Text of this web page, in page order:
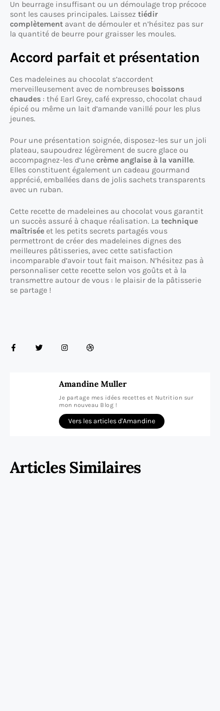
Un beurrage insuffisant ou un démoulage trop précoce
sont les causes principales. Laissez tiédir
complètement avant de démouler et n’hésitez pas sur
la quantité de beurre pour graisser les moules.
Accord parfait et présentation
Ces madeleines au chocolat s’accordent
merveilleusement avec de nombreuses boissons
chaudes : thé Earl Grey, café expresso, chocolat chaud
épicé ou même un lait d’amande vanillé pour les plus
jeunes.
Pour une présentation soignée, disposez-les sur un joli
plateau, saupoudrez légèrement de sucre glace ou
accompagnez-les d’une crème anglaise à la vanille.
Elles constituent également un cadeau gourmand
apprécié, emballées dans de jolis sachets transparents
avec un ruban.
Cette recette de madeleines au chocolat vous garantit
un succès assuré à chaque réalisation. La technique
maîtrisée et les petits secrets partagés vous
permettront de créer des madeleines dignes des
meilleures pâtisseries, avec cette satisfaction
incomparable d’avoir tout fait maison. N’hésitez pas à
personnaliser cette recette selon vos goûts et à la
transmettre autour de vous : le plaisir de la pâtisserie
se partage !
Amandine Muller
Je partage mes idées recettes et Nutrition sur
mon nouveau Blog !
Vers les articles d'Amandine
Articles Similaires